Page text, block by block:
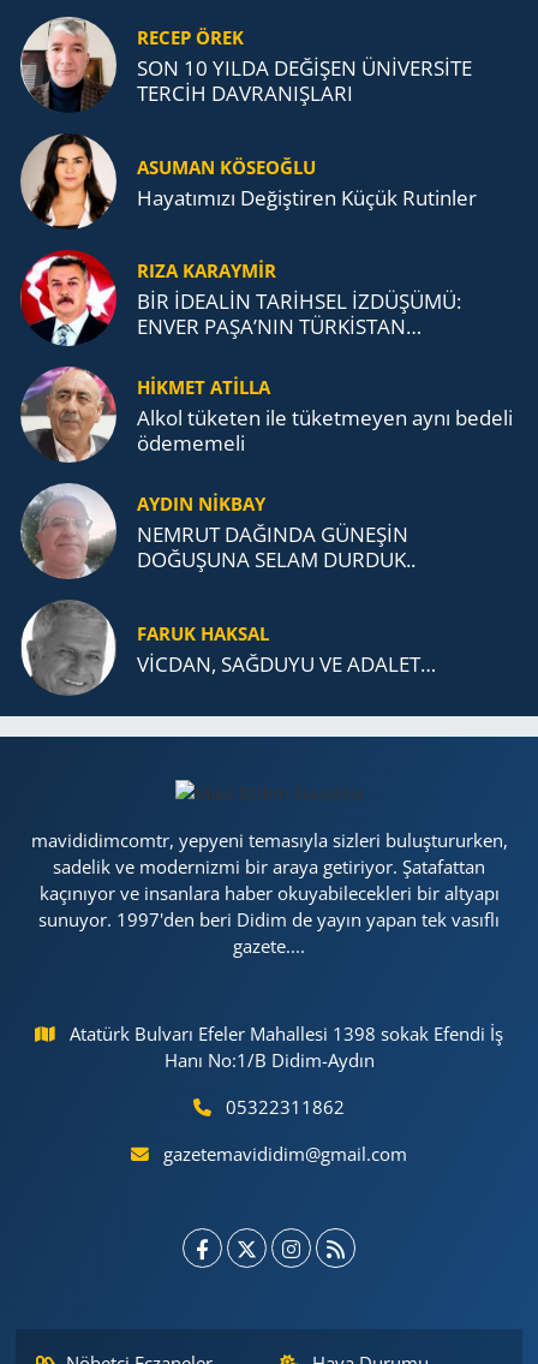
RECEP ÖREK
SON 10 YILDA DEĞİŞEN ÜNİVERSİTE
TERCİH DAVRANIŞLARI
ASUMAN KÖSEOĞLU
Ha­ya­tı­mı­zı De­ğiş­ti­ren Küçük Ru­tin­ler
RIZA KARAYMIR
BİR İDEALİN TARİHSEL İZDÜŞÜMÜ:
ENVER PAŞA’NIN TÜRKİSTAN
TEŞKİLATI’NA UZANAN MİRASI
HİKMET ATİLLA
Alkol tü­ke­ten ile tü­ket­me­yen aynı be­de­li
öde­me­me­li
AYDIN NİKBAY
NEMRUT DAĞINDA GÜNEŞİN
DOĞUŞUNA SELAM DURDUK..
FARUK HAKSAL
VİCDAN, SAĞ­DU­YU VE ADA­LET…
mavididimcomtr, yepyeni temasıyla sizleri buluştururken,
sadelik ve modernizmi bir araya getiriyor. Şatafattan
kaçınıyor ve insanlara haber okuyabilecekleri bir altyapı
sunuyor. 1997'den beri Didim de yayın yapan tek vasıflı
gazete....
Atatürk Bulvarı Efeler Mahallesi 1398 sokak Efendi İş
Hanı No:1/B Didim-Aydın
05322311862
gazetemavididim@gmail.com